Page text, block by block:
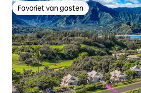
Favoriet van gasten
Favoriet van gasten